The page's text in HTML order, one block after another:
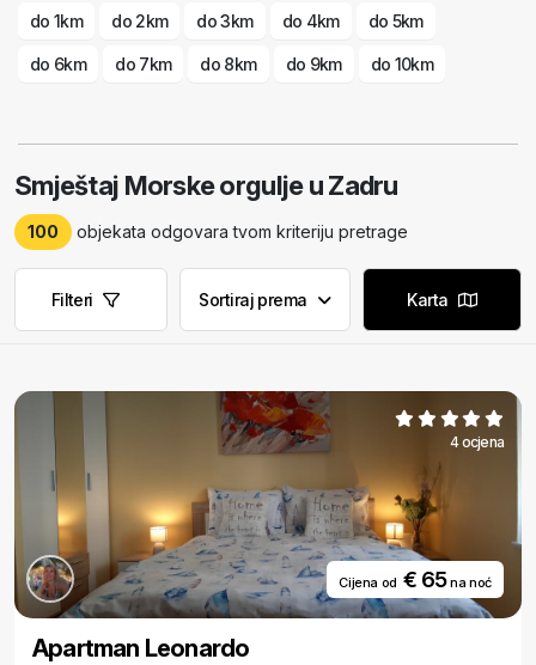
do 1km do 2km do 3km do 4km do 5km
do 6km do 7km do 8km do 9km do 10km
Smještaj Morske orgulje u Zadru
100 objekata odgovara tvom kriteriju pretrage
Filteri Sortiraj prema Karta
4 ocjena
Cijena od € 65na noć
Apartman Leonardo